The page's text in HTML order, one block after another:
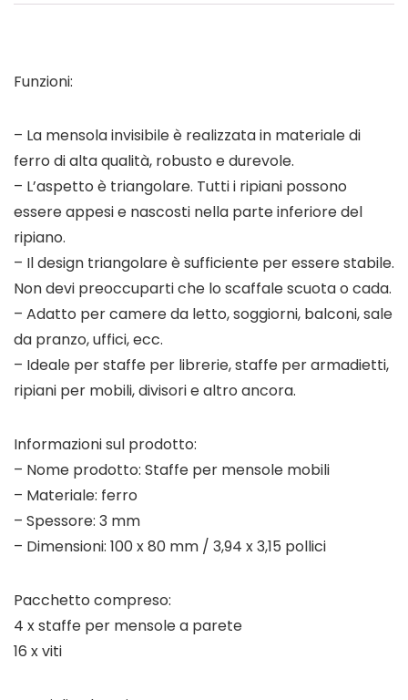
Funzioni:
– La mensola invisibile è realizzata in materiale di
ferro di alta qualità, robusto e durevole.
– L’aspetto è triangolare. Tutti i ripiani possono
essere appesi e nascosti nella parte inferiore del
ripiano.
– Il design triangolare è sufficiente per essere stabile.
Non devi preoccuparti che lo scaffale scuota o cada.
– Adatto per camere da letto, soggiorni, balconi, sale
da pranzo, uffici, ecc.
– Ideale per staffe per librerie, staffe per armadietti,
ripiani per mobili, divisori e altro ancora.
Informazioni sul prodotto:
– Nome prodotto: Staffe per mensole mobili
– Materiale: ferro
– Spessore: 3 mm
– Dimensioni: 100 x 80 mm / 3,94 x 3,15 pollici
Pacchetto compreso:
4 x staffe per mensole a parete
16 x viti